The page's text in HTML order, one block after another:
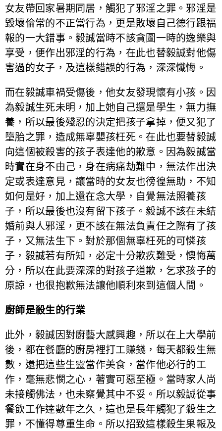
女友帶回家暑期同居，觸犯了邪淫之罪。邪淫是
毀壞倫常的不正當行為，更是敗壞自己德行跟福
報的一大錯事。毅誠當時不該貪圖一時的逸樂與
享受，便作出邪淫的行為，在此也替毅誠對他傷
害過的女子，及這樣錯誤的行為，深深懺悔。
而在毅誠車禍受傷後，他女友發現懷有小孩。因
為毅誠生死未明，加上她自己還是學生，無力撫
養，所以最後殘忍的決定把孩子拿掉，便又犯了
墮胎之罪，造成無辜嬰孩枉死。在此也要替毅誠
向這個被殺害的孩子表達他的歉意。因為毅誠當
時實在身不由己，身在病痛劫難中，無法作出決
定或表達意見，讓當時的女友也徬徨無助，不知
如何是好，加上還在念大學，自覺無法照養孩
子，所以最後也沒有留下孩子。毅誠不該在未結
婚前與人邪淫，更不該在無法負責任之際有了孩
子，又無法生下。對於那個無辜枉死的可憐孩
子，毅誠若有所知，必定十分歉疚難受，懊悔萬
分，所以在此要深深的對孩子道歉，乞求孩子的
原諒，也很抱歉無法讓他順利來到這個人間。
廚師是殺生的行業
此外，毅誠因對廚藝大感興趣，所以在上大學前
後，都在餐廳的廚房裡打工賺錢，每天都殺生無
數，還把這些生靈當作美食，當作他必行的工
作，毫無悲憫之心，著實可惡至極。當時家人尚
未接觸佛法，也未察覺其中不妥。所以毅誠從事
餐飲工作達數年之久，這也是長年觸犯了殺生之
罪，不懂得尊重生命。所以招致這樣殺生果報及